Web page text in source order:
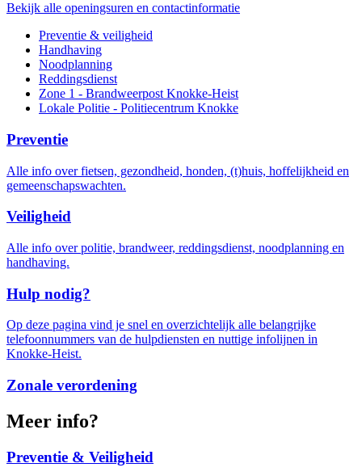
Bekijk alle openingsuren en contactinformatie
Preventie & veiligheid
Handhaving
Noodplanning
Reddingsdienst
Zone 1 - Brandweerpost Knokke-Heist
Lokale Politie - Politiecentrum Knokke
Preventie
Alle info over fietsen, gezondheid, honden, (t)huis, hoffelijkheid en
gemeenschapswachten.
Veiligheid
Alle info over politie, brandweer, reddingsdienst, noodplanning en
handhaving.
Hulp nodig?
Op deze pagina vind je snel en overzichtelijk alle belangrijke
telefoonnummers van de hulpdiensten en nuttige infolijnen in
Knokke-Heist.
Zonale verordening
Meer info?
Preventie & Veiligheid